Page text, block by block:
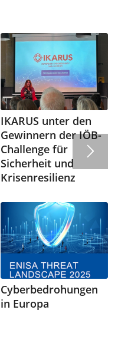
IKARUS unter den
Gewinnern der IÖB-
Challenge für
Sicherheit und
Krisenresilienz
Cyberbedrohungen
in Europa